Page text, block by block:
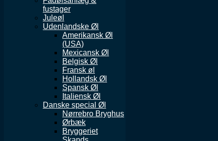
fustager
Juleøl
Udenlandske Øl
Amerikansk Øl
(USA)
Mexicansk Øl
Belgisk Øl
Fransk øl
Hollandsk Øl
Spansk Øl
Italiensk Øl
Danske special Øl
Nørrebro Bryghus
Ørbæk
Bryggeriet